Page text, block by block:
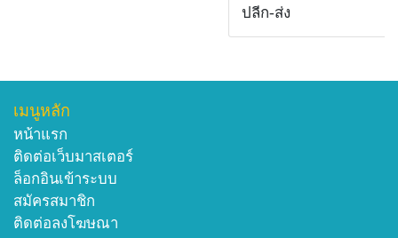
ปลีก-ส่ง
เมนูหลัก
หน้าแรก
ติดต่อเว็บมาสเตอร์
ล็อกอินเข้าระบบ
สมัครสมาชิก
ติดต่อลงโฆษณา